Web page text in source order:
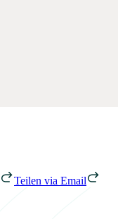
Teilen via Email